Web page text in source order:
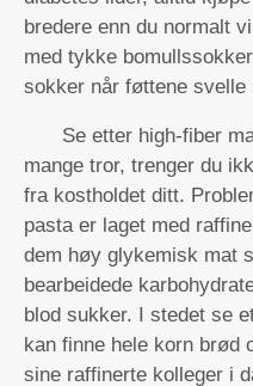
bredere enn du normalt
med tykke
sokker når føttene svelle
Se etter high-fiber
mange tror, ​​trenger du
fra kostholdet ditt.
pasta er laget med
dem høy glykemisk mat
bearbeidede
blod sukker. I stedet se
kan finne hele korn brød
sine raffinerte kolleger i